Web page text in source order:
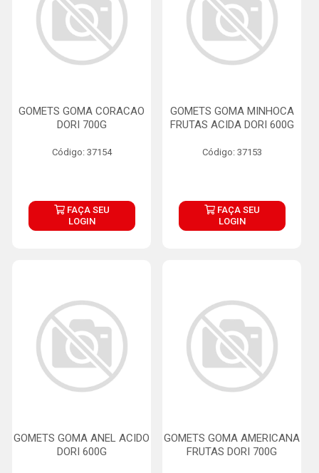
GOMETS GOMA CORACAO
DORI 700G
Código: 37154
FAÇA SEU
LOGIN
GOMETS GOMA MINHOCA
FRUTAS ACIDA DORI 600G
Código: 37153
FAÇA SEU
LOGIN
GOMETS GOMA ANEL ACIDO
DORI 600G
GOMETS GOMA AMERICANA
FRUTAS DORI 700G